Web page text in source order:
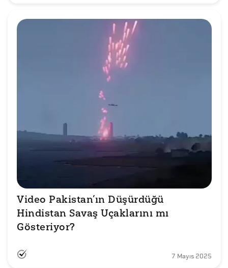
Video Pakistan’ın Düşürdüğü
Hindistan Savaş Uçaklarını mı
Gösteriyor?
7 Mayıs 2025